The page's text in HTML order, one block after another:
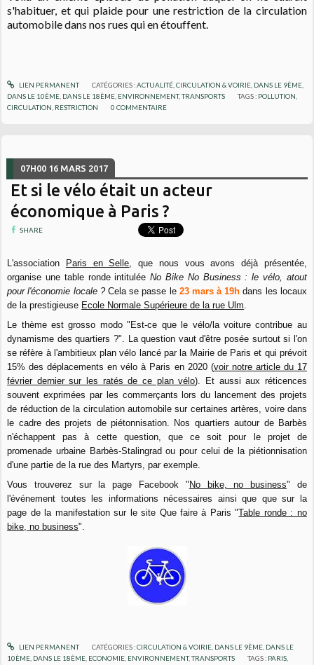
s'habituer, et qui plaide pour une restriction de la circulation
automobile dans nos rues qui en étouffent.
LIEN PERMANENT CATÉGORIES :ACTUALITÉ, CIRCULATION & VOIRIE, DANS LE 9ÈME,
DANS LE 10ÈME DANS LE 18ÈME ENVIRONNEMENT,TRANSPORTS TAGS : POLLUTION
CIRCULATION RESTRICTION 0 COMMENTAIRE
07H00 16 MARS 2017
Et si le vélo était un acteur
économique à Paris ?
SHARE
L'association Paris en Selle , que nous vous avons déjà présentée,
organise une table ronde intituléeNo Bike No Business : le vélo, atout
pour l'économie locale ?Cela se passe le 23 mars à 19h dans les locaux
de la prestigieuse Ecole Normale Supérieure de la rue Ulm
Le thème est grosso modo "Est-ce que le vélo/la voiture contribue au
dynamisme des quartiers ?". La question vaut d'être posée surtout si l'on
se réfère à l'ambitieux plan vélo lancé par la Mairie de Paris et qui prévoit
15% des déplacements en vélo à Paris en 2020 (voir notre article du 17
février dernier sur les ratés de ce plan vélo). Et aussi aux réticences
souvent exprimées par les commerçants lors du lancement des projets
de réduction de la circulation automobile sur certaines artères, voire dans
le cadre des projets de piétonnisation. Nos quartiers autour de Barbès
n'échappent pas à cette question, que ce soit pour le projet de
promenade urbaine Barbès-Stalingrad ou pour celui de la piétionnisation
d'une partie de la rue des Martyrs, par exemple.
Vous trouverez sur la page Facebook " No bike, no business" de
l'événement toutes les informations nécessaires ainsi que que sur la
page de la manifestation sur le site Que faire à Paris "Table ronde : no
bike, no business".
LIEN PERMANENT CATÉGORIES :CIRCULATION & VOIRIE, DANS LE 9ÈME, DANS LE
10ÈME DANS LE 18ÈME ECONOMIE ENVIRONNEMENT,TRANSPORTS TAGS : PARIS